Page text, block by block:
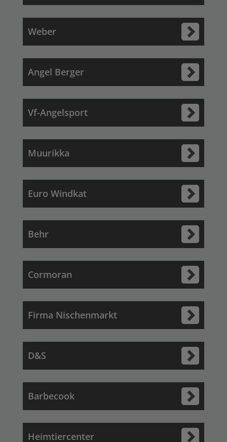
Weber
Angel Berger
Vf-Angelsport
Muurikka
Euro Windkat
Behr
Cormoran
Firma Nischenmarkt
D&S
Barbecook
Heimtiercenter